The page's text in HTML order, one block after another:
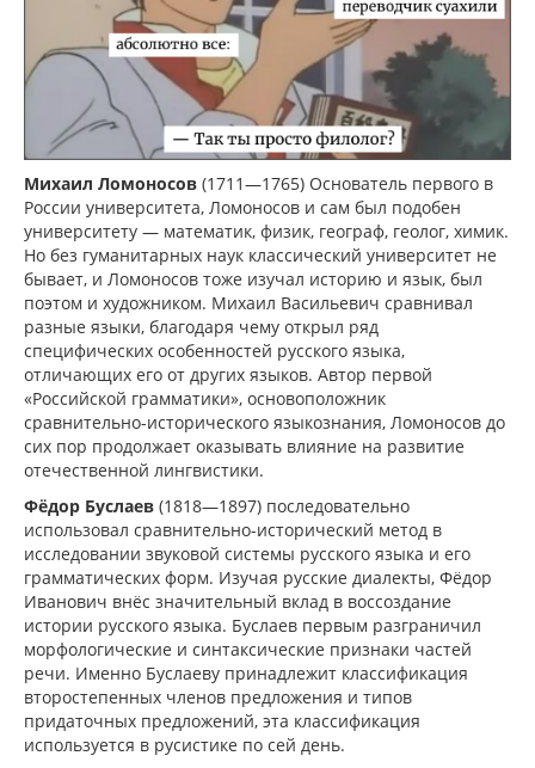
Михаил Ломоносов (1711—1765) Основатель первого в
России университета, Ломоносов и сам был подобен
университету — математик, физик, географ, геолог, химик.
Но без гуманитарных наук классический университет не
бывает, и Ломоносов тоже изучал историю и язык, был
поэтом и художником. Михаил Васильевич сравнивал
разные языки, благодаря чему открыл ряд
специфических особенностей русского языка,
отличающих его от других языков. Автор первой
«Российской грамматики», основоположник
сравнительно-исторического языкознания, Ломоносов до
сих пор продолжает оказывать влияние на развитие
отечественной лингвистики.
Фёдор Буслаев (1818—1897) последовательно
использовал сравнительно-исторический метод в
исследовании звуковой системы русского языка и его
грамматических форм. Изучая русские диалекты, Фёдор
Иванович внёс значительный вклад в воссоздание
истории русского языка. Буслаев первым разграничил
морфологические и синтаксические признаки частей
речи. Именно Буслаеву принадлежит классификация
второстепенных членов предложения и типов
придаточных предложений, эта классификация
используется в русистике по сей день.